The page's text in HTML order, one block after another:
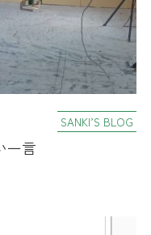
SANKI’S BLOG
一言